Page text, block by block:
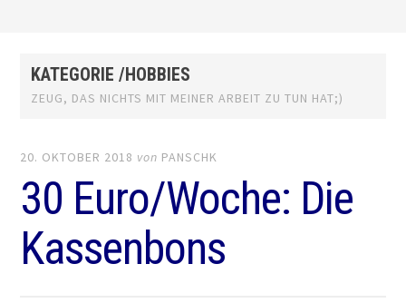
KATEGORIE /HOBBIES
ZEUG, DAS NICHTS MIT MEINER ARBEIT ZU TUN HAT;)
20. OKTOBER 2018 von PANSCHK
30 Euro/Woche: Die
Kassenbons